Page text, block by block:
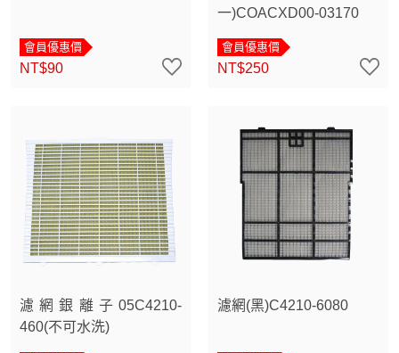
會員優惠價
NT$90
一)COACXD00-03170
會員優惠價
NT$250
濾網銀離子05C4210-
460(不可水洗)
濾網(黑)C4210-6080